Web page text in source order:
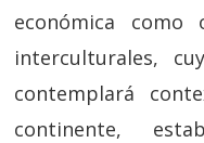
económica como
interculturales,
contemplará
continente,